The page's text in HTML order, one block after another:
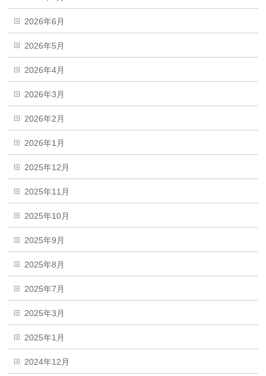
2026年6月
2026年5月
2026年4月
2026年3月
2026年2月
2026年1月
2025年12月
2025年11月
2025年10月
2025年9月
2025年8月
2025年7月
2025年3月
2025年1月
2024年12月